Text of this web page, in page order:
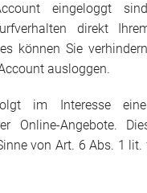
eingeloggt
direkt
können Sie
ausloggen.
im Interesse
Online-Angebote.
von Art. 6 Abs. 1 lit.